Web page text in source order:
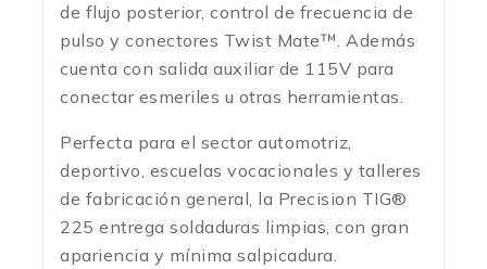
de flujo posterior, control de frecuencia de
pulso y conectores Twist Mate™. Además
cuenta con salida auxiliar de 115V para
conectar esmeriles u otras herramientas.
Perfecta para el sector automotriz,
deportivo, escuelas vocacionales y talleres
de fabricación general, la Precision TIG®
225 entrega soldaduras limpias, con gran
apariencia y mínima salpicadura.